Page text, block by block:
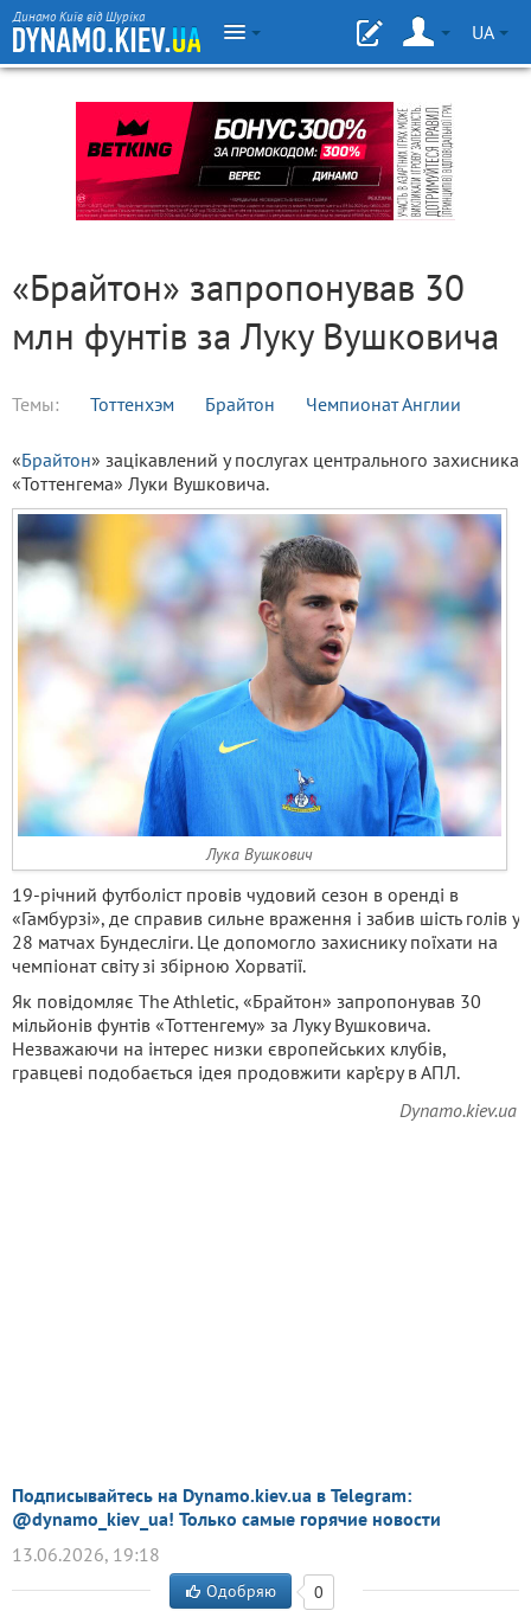
Динамо Київ від Шуріка
UA
«Брайтон» запропонував 30
млн фунтів за Луку Вушковича
Темы: Тоттенхэм Брайтон Чемпионат Англии
«Брайтон» зацікавлений у послугах центрального захисника
«Тоттенгема» Луки Вушковича.
Лука Вушкович
19-річний футболіст провів чудовий сезон в оренді в
«Гамбурзі», де справив сильне враження і забив шість голів у
28 матчах Бундесліги. Це допомогло захиснику поїхати на
чемпіонат світу зі збірною Хорватії.
Як повідомляє The Athletic, «Брайтон» запропонував 30
мільйонів фунтів «Тоттенгему» за Луку Вушковича.
Незважаючи на інтерес низки європейських клубів,
гравцеві подобається ідея продовжити кар’єру в АПЛ.
Dynamo.kiev.ua
Подписывайтесь на Dynamo.kiev.ua в Telegram:
@dynamo_kiev_ua! Только самые горячие новости
13.06.2026, 19:18
Одобряю 0